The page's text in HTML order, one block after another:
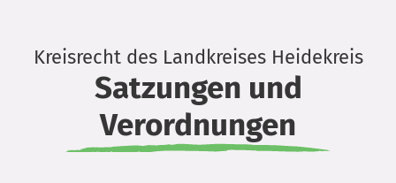
Kreisrecht des Landkreises Heidekreis
Satzungen und
Verordnungen